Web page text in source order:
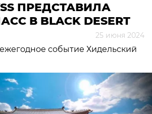
ПРЕДСТАВИЛА
В BLACK DESERT
25 июня 2024
событие Хидельский